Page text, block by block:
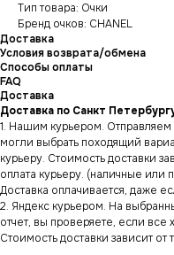
Тип товара: Очки
Бренд очков: CHANEL
Доставка
Условия возврата/обмена
Способы оплаты
FAQ
Доставка
Доставка по Санкт
1. Нашим курьером. Отправляем
могли выбрать походящий
курьеру. Стоимость доставки
оплата курьеру. (наличные или
Доставка оплачивается, даже
2. Яндекс курьером. На
отчет, вы проверяете, если
Стоимость доставки зависит от